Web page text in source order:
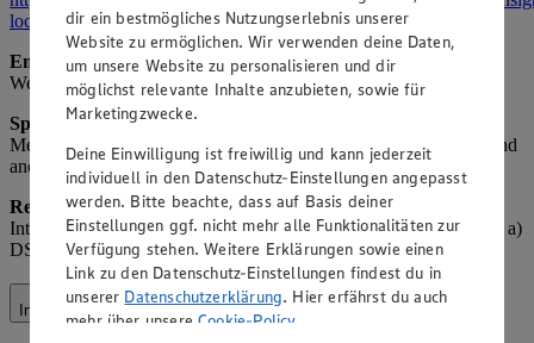
locale=de_DE.
Empfänger:Meta (als gemeinsamer Verantwortlicher), ggf.
Werbeagenturen.
Speicherdauer:Solange das Profil aktiv ist oder bis Widerruf,
Meta-speicher nach deren Richtlinien. Hinweis: Insights-Daten sind
anonymisiert.
Rechtsgrundlage:Art. 6 Abs. 1 lit. f) DSGVO (berechtigtes
Interesse an Social-Media-Präsenz); für Werbung Art. 6 Abs. 1 lit. a)
DSGVO (Einwilligung über Facebook-Einstellungen).
Instagram
dir ein bestmögliches Nutzungserlebnis unserer
Website zu ermöglichen. Wir verwenden deine Daten,
um unsere Website zu personalisieren und dir
möglichst relevante Inhalte anzubieten, sowie für
Marketingzwecke.
Deine Einwilligung ist freiwillig und kann jederzeit
individuell in den Datenschutz-Einstellungen angepasst
werden. Bitte beachte, dass auf Basis deiner
Einstellungen ggf. nicht mehr alle Funktionalitäten zur
Verfügung stehen. Weitere Erklärungen sowie einen
Link zu den Datenschutz-Einstellungen findest du in
unserer Datenschutzerklärung. Hier erfährst du auch
mehr über unsereCookie-Policy.